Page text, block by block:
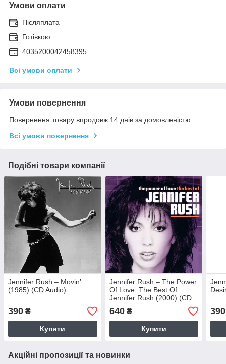
Умови оплати
Післяплата
Готівкою
4035200042458395
Всі умови оплати
Умови повернення
Повернення товару впродовж 14 днів за домовленістю
Всі умови повернення
Подібні товари компанії
Jennifer Rush – Movin’
(1985) (CD Audio)
390 ₴
Купити
Jennifer Rush – The Power
Of Love: The Best Of
Jennifer Rush (2000) (CD
Audio) (Import)
640₴
Купити
390
Акційні пропозиції та новинки